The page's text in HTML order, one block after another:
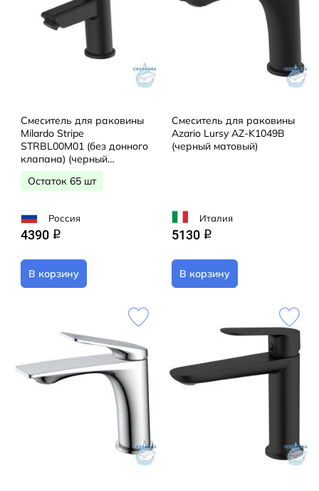
Смеситель для раковины
Milardo Stripe
STRBL00M01 (без донного
клапана) (черный
матовый)
Остаток 65 шт
Россия
4390 q
В корзину
Смеситель для раковины
Azario Lursy AZ-K1049B
(черный матовый)
Италия
5130 q
В корзину